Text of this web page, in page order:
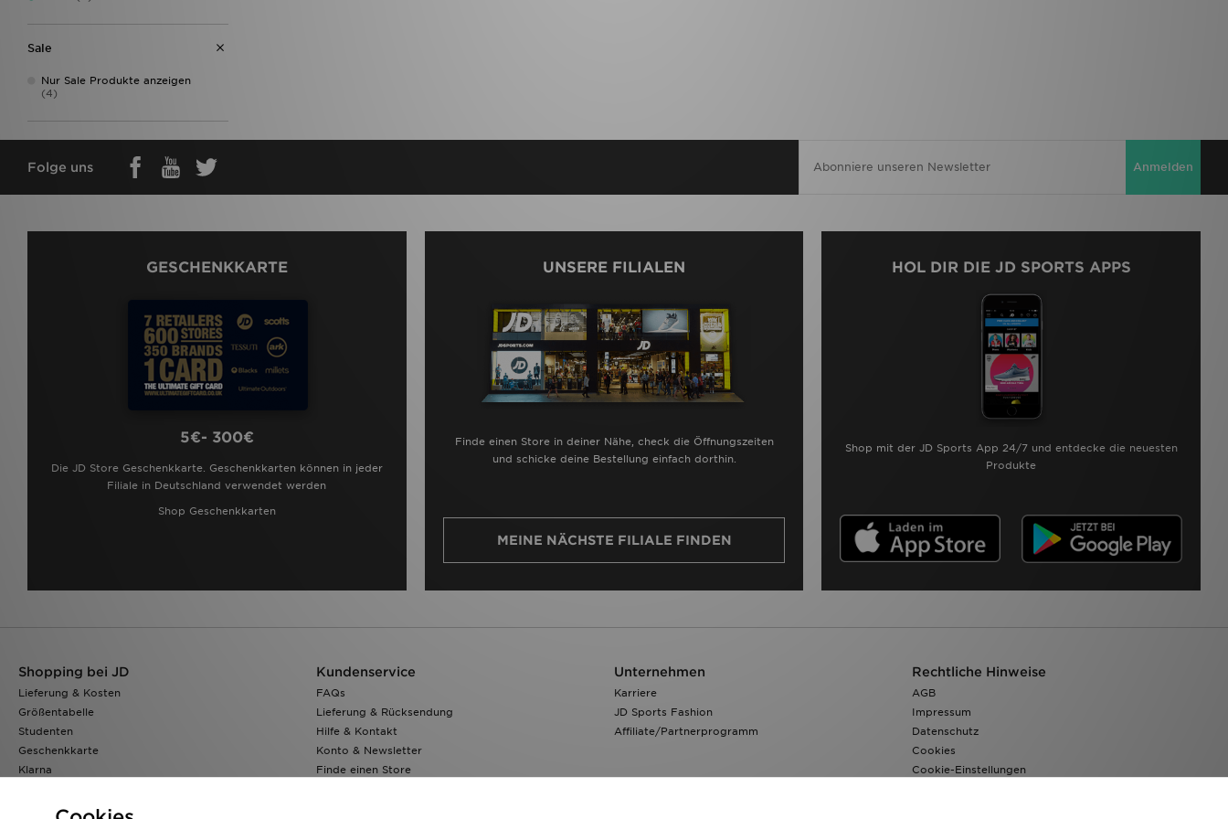
Sale
Nur Sale Produkte anzeigen
(4)
Folge uns Anmelden
GESCHENKKARTE
5€- 300€
Die JD Store Geschenkkarte. Geschenkkarten können in jeder
Filiale in Deutschland verwendet werden
Shop Geschenkkarten
UNSERE FILIALEN
Finde einen Store in deiner Nähe, check die Öffnungszeiten
und schicke deine Bestellung einfach dorthin.
MEINE NÄCHSTE FILIALE FINDEN
HOL DIR DIE JD SPORTS APPS
Shop mit der JD Sports App 24/7 und entdecke die neuesten
Produkte
Shopping bei JD
Lieferung & Kosten
Größentabelle
Studenten
Geschenkkarte
Klarna
JD Blog
Kundenservice
FAQs
Lieferung & Rücksendung
Hilfe & Kontakt
Konto & Newsletter
Finde einen Store
Unternehmen
Karriere
JD Sports Fashion
Affiliate/Partnerprogramm
Rechtliche Hinweise
AGB
Impressum
Datenschutz
Cookies
Cookie-Einstellungen